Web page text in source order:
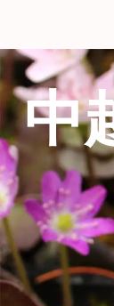
中